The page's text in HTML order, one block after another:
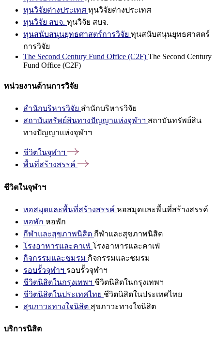
ทุนวิจัยต่างประเทศ ทุนวิจัยต่างประเทศ
ทุนวิจัย สบจ. ทุนวิจัย สบจ.
ทุนสนับสนุนยุทธศาสตร์การวิจัย ทุนสนับสนุนยุทธศาสตร์
การวิจัย
The Second Century Fund Office (C2F) The Second Century
Fund Office (C2F)
หน่วยงานด้านการวิจัย
สำนักบริหารวิจัย สำนักบริหารวิจัย
สถาบันทรัพย์สินทางปัญญาแห่งจุฬาฯ สถาบันทรัพย์สิน
ทางปัญญาแห่งจุฬาฯ
ชีวิตในจุฬาฯ
พื้นที่สร้างสรรค์
ชีวิตในจุฬาฯ
หอสมุดและพื้นที่สร้างสรรค์ หอสมุดและพื้นที่สร้างสรรค์
หอพัก หอพัก
กีฬาและสุขภาพนิสิต กีฬาและสุขภาพนิสิต
โรงอาหารและคาเฟ่ โรงอาหารและคาเฟ่
กิจกรรมและชมรม กิจกรรมและชมรม
รอบรั้วจุฬาฯ รอบรั้วจุฬาฯ
ชีวิตนิสิตในกรุงเทพฯ ชีวิตนิสิตในกรุงเทพฯ
ชีวิตนิสิตในประเทศไทย ชีวิตนิสิตในประเทศไทย
สุขภาวะทางใจนิสิต สุขภาวะทางใจนิสิต
บริการนิสิต